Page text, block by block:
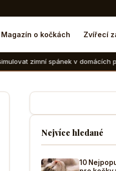
Magazín o kočkách Zvířecí
v domácích podmínkách
Nejvíce hledané
10